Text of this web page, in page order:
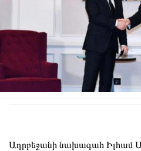
Ադրբեջանի նախագահ Իլհամ